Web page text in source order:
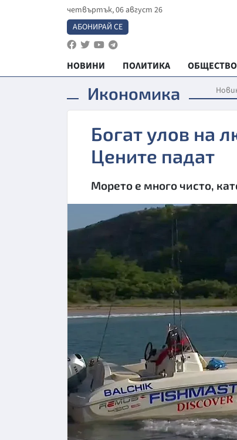
четвъртък, 06 август 26
АБОНИРАЙ СЕ
НОВИНИ ПОЛИТИКА ОБЩЕСТВО
Икономика
Богат улов на
Цените падат
Морето е много чисто,